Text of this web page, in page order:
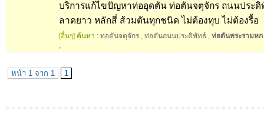
บริการแก้ไขปัญหาท่ออุดตัน ท่อตันจตุจักร ถนนประดิ
ลาดยาว หลักสี่ ส้วมตันทุกชนิด ไม่ต้องทุบ ไม่ต้องรื้อ
[อื่นๆ] ค้นหา : ท่อตันจตุจักร , ท่อตันถนนประดิพัทธ์ , ท่อตันพระรามหก
,
หน้า 1 จาก 1 1